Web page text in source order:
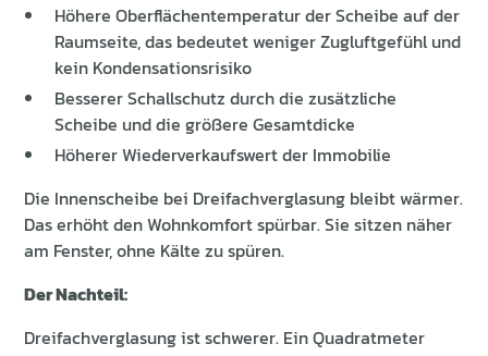
Höhere Oberflächentemperatur der Scheibe auf der
Raumseite, das bedeutet weniger Zugluftgefühl und
kein Kondensationsrisiko
Besserer Schallschutz durch die zusätzliche
Scheibe und die größere Gesamtdicke
Höherer Wiederverkaufswert der Immobilie
Die Innenscheibe bei Dreifachverglasung bleibt wärmer.
Das erhöht den Wohnkomfort spürbar. Sie sitzen näher
am Fenster, ohne Kälte zu spüren.
Der Nachteil:
Dreifachverglasung ist schwerer. Ein Quadratmeter